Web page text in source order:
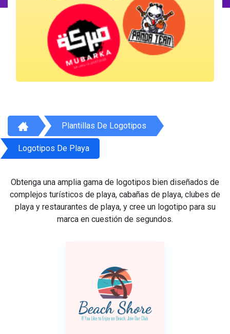
Plantillas De Logotipos
Logotipos De Playa
Obtenga una amplia gama de logotipos bien diseñados de
complejos turísticos de playa, cabañas de playa, clubes de
playa y restaurantes de playa, y cree un logotipo para su
marca en cuestión de segundos.